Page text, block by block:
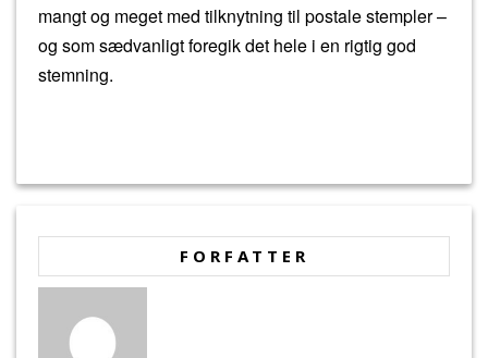
mangt og meget med tilknytning til postale stempler –
og som sædvanligt foregik det hele i en rigtig god
stemning.
FORFATTER